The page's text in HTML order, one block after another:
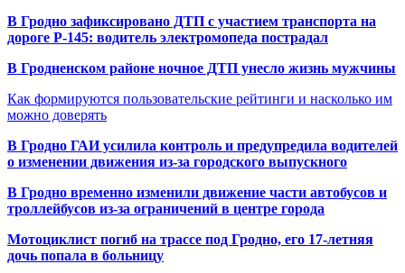
В Гродно зафиксировано ДТП с участием транспорта на
дороге Р-145: водитель электромопеда пострадал
В Гродненском районе ночное ДТП унесло жизнь мужчины
Как формируются пользовательские рейтинги и насколько им
можно доверять
В Гродно ГАИ усилила контроль и предупредила водителей
о изменении движения из-за городского выпускного
В Гродно временно изменили движение части автобусов и
троллейбусов из-за ограничений в центре города
Мотоциклист погиб на трассе под Гродно, его 17-летняя
дочь попала в больницу